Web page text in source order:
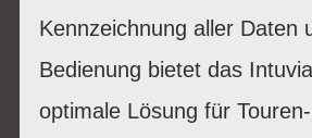
Kennzeichnung aller Daten
Bedienung bietet das
optimale Lösung für